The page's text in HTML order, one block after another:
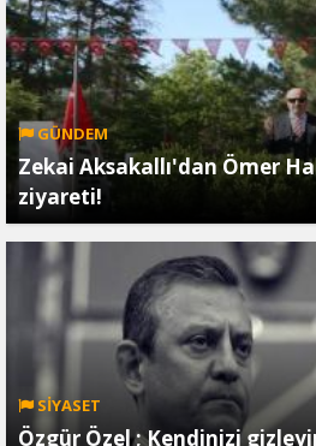
GÜNDEM
Zekai Aksakallı'dan Ömer
ziyareti!
SİYASET
Özgür Özel ; Kendinizi